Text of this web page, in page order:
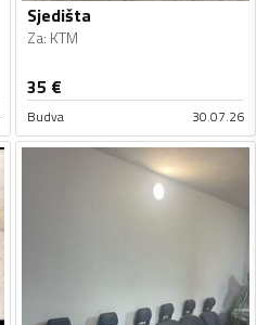
Sjedišta
Za: KTM
35 €
Budva 30.07.26